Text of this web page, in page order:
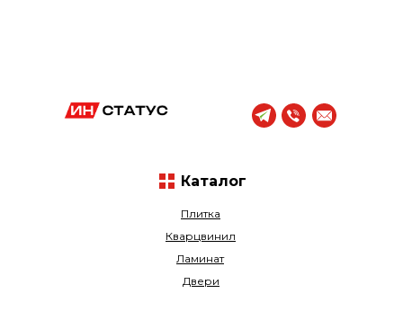
Плитка
Кварцвинил
Ламинат
Двери
Каталог